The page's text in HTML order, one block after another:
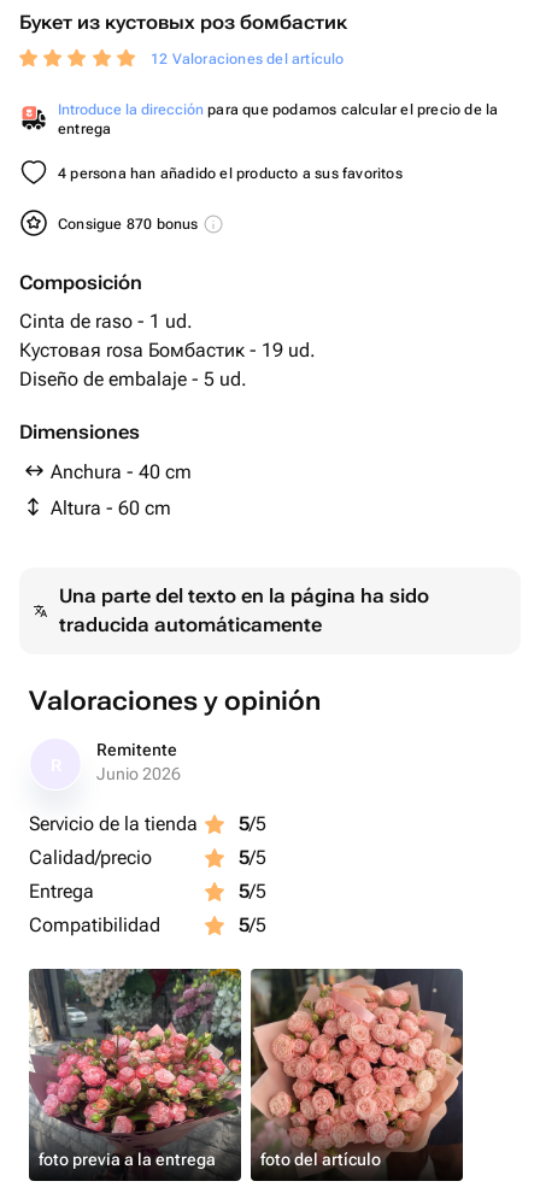
Букет из кустовых роз бомбастик
12 Valoraciones del artículo
Introduce la dirección para que podamos calcular el precio de la
entrega
4 persona han añadido el producto a sus favoritos
Consigue 870 bonus
Composición
Cinta de raso - 1 ud.
Кустовая rosa Бомбастик - 19 ud.
Diseño de embalaje - 5 ud.
Dimensiones
Anchura - 40 cm
Altura - 60 cm
Una parte del texto en la página ha sido
traducida automáticamente
Valoraciones y opinión
Remitente
Junio 2026
Servicio de la tienda 5/5
Calidad/precio
5/5
Entrega
5/5
Compatibilidad
5/5
foto previa a la entrega foto del artículo